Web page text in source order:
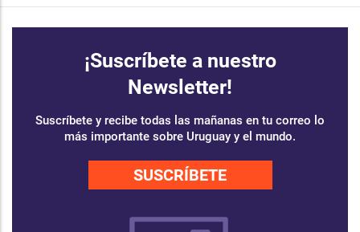
¡Suscríbete a nuestro
Newsletter!
Suscríbete y recibe todas las mañanas en tu correo lo
más importante sobre Uruguay y el mundo.
SUSCRÍBETE